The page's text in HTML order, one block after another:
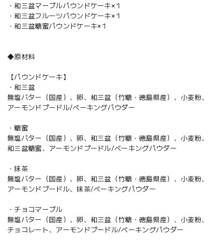
・和三盆マーブルパウンドケーキ×１
・和三盆フルーツパウンドケーキ×１
・和三盆糖蜜パウンドケーキ×１
◆原材料
【パウンドケーキ】
・和三盆
無塩バター（国産）、卵、和三盆（竹糖・徳島県産）、小麦粉、
アーモンドプードル/ベーキングパウダー
・糖蜜
無塩バター（国産）、卵、和三盆（竹糖・徳島県産）、小麦粉、
和三盆糖蜜、アーモンドプードル/ベーキングパウダー
・抹茶
無塩バター（国産）、卵、和三盆（竹糖・徳島県産）、小麦粉、
アーモンドプードル、抹茶/ベーキングパウダー
・チョコマーブル
無塩バター（国産）、卵、和三盆（竹糖・徳島県産）、小麦粉、
チョコレート、アーモンドプードル/ベーキングパウダー